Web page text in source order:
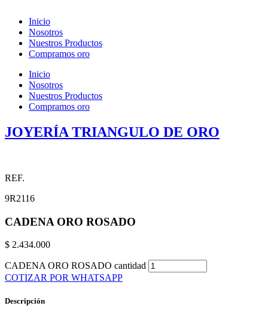
Inicio
Nosotros
Nuestros Productos
Compramos oro
Inicio
Nosotros
Nuestros Productos
Compramos oro
JOYERÍA TRIANGULO DE ORO
REF.
9R2116
CADENA ORO ROSADO
$ 2.434.000
CADENA ORO ROSADO cantidad
COTIZAR POR WHATSAPP
Descripción